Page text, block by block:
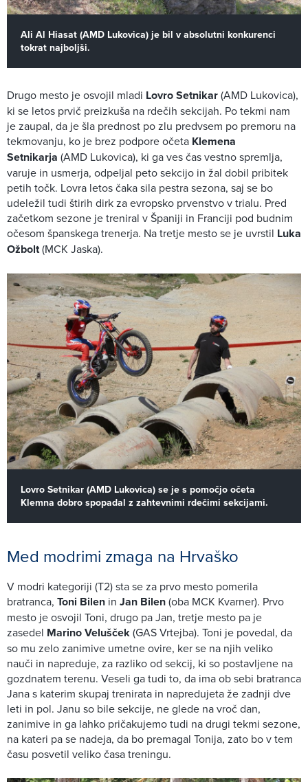
Ali Al Hiasat (AMD Lukovica) je bil v absolutni konkurenci
tokrat najboljši.
Drugo mesto je osvojil mladi Lovro Setnikar(AMD Lukovica),
ki se letos prvič preizkuša na rdečih sekcijah. Po tekmi nam
je zaupal, da je šla prednost po zlu predvsem po premoru na
tekmovanju, ko je brez podpore očeta Klemena
Setnikarja (AMD Lukovica), ki ga ves čas vestno spremlja,
varuje in usmerja, odpeljal peto sekcijo in žal dobil pribitek
petih točk. Lovra letos čaka sila pestra sezona, saj se bo
udeležil tudi štirih dirk za evropsko prvenstvo v trialu. Pred
začetkom sezone je treniral v Španiji in Franciji pod budnim
očesom španskega trenerja. Na tretje mesto se je uvrstil Luka
Ožbolt(MCK Jaska).
Lovro Setnikar (AMD Lukovica) se je s pomočjo očeta
Klemna dobro spopadal z zahtevnimi rdečimi sekcijami.
Med modrimi zmaga na Hrvaško
V modri kategoriji (T2) sta se za prvo mesto pomerila
bratranca, Toni Bilen in Jan Bilen(oba MCK Kvarner). Prvo
mesto je osvojil Toni, drugo pa Jan, tretje mesto pa je
zasedel Marino Velušček(GAS Vrtejba). Toni je povedal, da
so mu zelo zanimive umetne ovire, ker se na njih veliko
nauči in napreduje, za razliko od sekcij, ki so postavljene na
gozdnatem terenu. Veseli ga tudi to, da ima ob sebi bratranca
Jana s katerim skupaj trenirata in napredujeta že zadnji dve
leti in pol. Janu so bile sekcije, ne glede na vroč dan,
zanimive in ga lahko pričakujemo tudi na drugi tekmi sezone,
na kateri pa se nadeja, da bo premagal Tonija, zato bo v tem
času posvetil veliko časa treningu.